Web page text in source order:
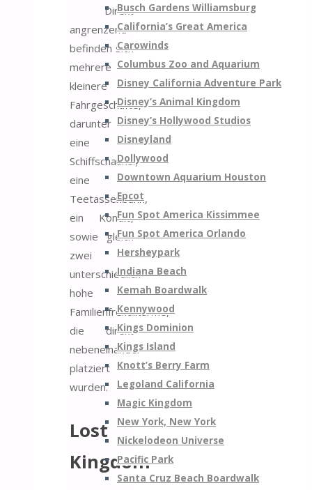
Busch Gardens Williamsburg
California’s Great America
Carowinds
Columbus Zoo and Aquarium
Disney California Adventure Park
Disney’s Animal Kingdom
Disney’s Hollywood Studios
Disneyland
Dollywood
Downtown Aquarium Houston
Epcot
Fun Spot America Kissimmee
Fun Spot America Orlando
Hersheypark
Indiana Beach
Kemah Boardwalk
Kennywood
Kings Dominion
Kings Island
Knott’s Berry Farm
Legoland California
Magic Kingdom
New York, New York
Nickelodeon Universe
Pacific Park
Santa Cruz Beach Boardwalk
Direkt
angrenzend
befinden sich
mehrere
kleinere
Fahrgeschäfte,
darunter
eine
Schiffschaukel,
eine
Teetassenbahn,
ein Kontiki,
sowie gleich
zwei
unterschiedlich
hohe
Familienfreifalltürme,
die direkt
nebeneinander
platziert
wurden.
Lost
Kingdom